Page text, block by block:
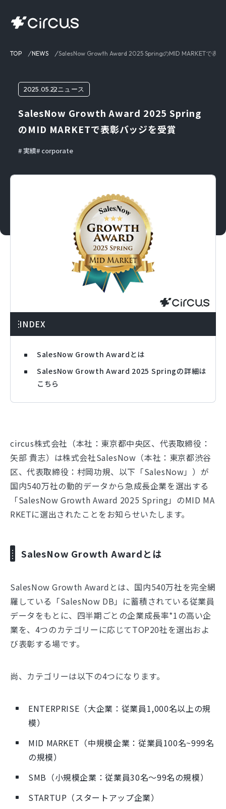
TOP NEWS SalesNow Growth Award 2025 SpringのMID MARKETで表彰
2025.05.22ニュース
SalesNow Growth Award 2025 Spring
のMID MARKETで表彰バッジを受賞
実績 corporate
INDEX
SalesNow Growth Awardとは
SalesNow Growth Award 2025 Springの詳細は
こちら
circus株式会社（本社：東京都中央区、代表取締役：
矢部 貴志）は株式会社SalesNow（本社：東京都渋谷
区、代表取締役：村岡功規、以下「SalesNow」）が
国内540万社の動的データから急成長企業を選出する
「SalesNow Growth Award 2025 Spring」のMID MA
RKETに選出されたことをお知らせいたします。
SalesNow Growth Awardとは
SalesNow Growth Awardとは、国内540万社を完全網
羅している「SalesNow DB」に蓄積されている従業員
データをもとに、四半期ごとの企業成長率*1の高い企
業を、4つのカテゴリーに応じてTOP20社を選出およ
び表彰する場です。
尚、カテゴリーは以下の4つになります。
ENTERPRISE（大企業：従業員1,000名以上の規
模）
MID MARKET（中規模企業：従業員100名~999名
の規模）
SMB（小規模企業：従業員30名〜99名の規模）
STARTUP（スタートアップ企業）